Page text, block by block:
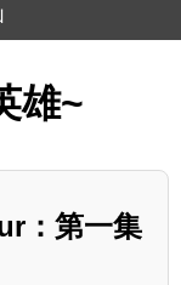
雄~
：第一集